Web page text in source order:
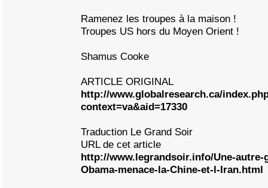
Ramenez les troupes à la maison !
Troupes US hors du Moyen Orient !
Shamus Cooke
ARTICLE ORIGINAL
http://www.globalresearch.ca/
context=va&aid=17330
Traduction Le Grand Soir
URL de cet article
http://www.legrandsoir.info/Une-autre-
Obama-menace-la-Chine-et-l-Iran.html